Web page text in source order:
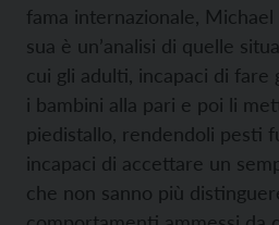
fama internazionale,
sua è un’analisi di quelle
cui gli adulti, incapaci di fare
i bambini alla pari e poi li
piedistallo, rendendoli pesti
incapaci di accettare un
che non sanno più